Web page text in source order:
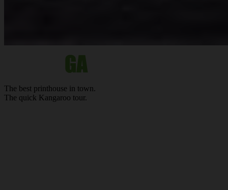
The best printhouse in town.
The quick Kangaroo tour.